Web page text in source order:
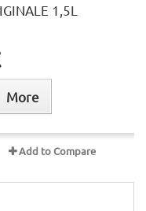
1,5L
More
Add to Compare